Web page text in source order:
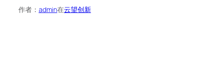
作者： admin在云望创新